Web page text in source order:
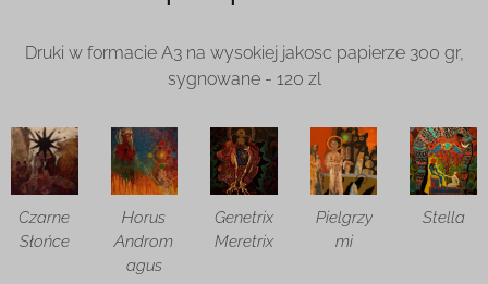
Druki w formacie A3 na wysokiej jakosc papierze 300 gr,
sygnowane - 120 zl
Czarne
Słońce
Horus
Androm
agus
Genetrix
Meretrix
Pielgrzy
mi
Stella